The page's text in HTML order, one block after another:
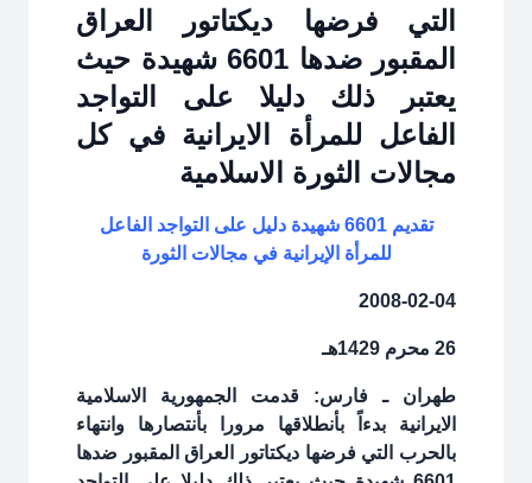
التي فرضها ديكتاتور العراق
المقبور ضدها 6601 شهيدة حيث
يعتبر ذلك دليلا على التواجد
الفاعل للمرأة الايرانية في كل
مجالات الثورة الاسلامية
تقديم 6601 شهيدة دليل على التواجد الفاعل
للمرأة الإيرانية في مجالات الثورة
2008-02-04
26 محرم 1429هـ
طهران ـ فارس: قدمت الجمهورية الاسلامية
الايرانية بدءاً بأنطلاقها مرورا بأنتصارها وانتهاء
بالحرب التي فرضها ديكتاتور العراق المقبور ضدها